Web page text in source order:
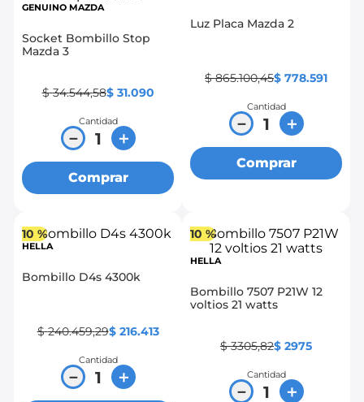
GENUINO MAZDA
Socket Bombillo Stop
Mazda 3
$ 34.544,58$ 31.090
Cantidad
＋
－
Comprar
Luz Placa Mazda 2
$ 865.100,45$ 778.591
Cantidad
＋
－
Comprar
10 %
HELLA
Bombillo D4s 4300k
$ 240.459,29$ 216.413
Cantidad
＋
－
10 %
HELLA
Bombillo 7507 P21W 12
voltios 21 watts
$ 3305,82$ 2975
Cantidad
＋
－